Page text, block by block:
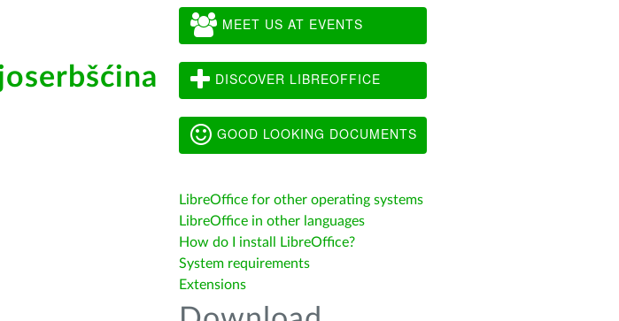
MEET US AT EVENTS
DISCOVER LIBREOFFICE
GOOD LOOKING DOCUMENTS
LibreOffice for other operating systems
LibreOffice in other languages
How do I install LibreOffice?
System requirements
Extensions